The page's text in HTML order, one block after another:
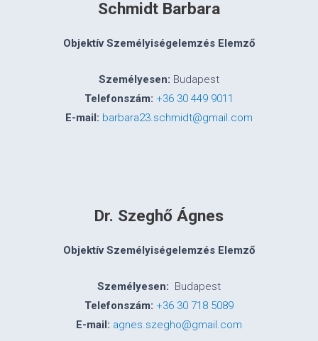
Schmidt Barbara
Objektív Személyiségelemzés Elemző
Személyesen: Budapest
Telefonszám: +36 30 449 9011
E-mail: barbara23.schmidt@gmail.com
Dr. Szeghő Ágnes
Objektív Személyiségelemzés Elemző
Személyesen: Budapest
Telefonszám: +36 30 718 5089
E-mail: agnes.szegho@gmail.com